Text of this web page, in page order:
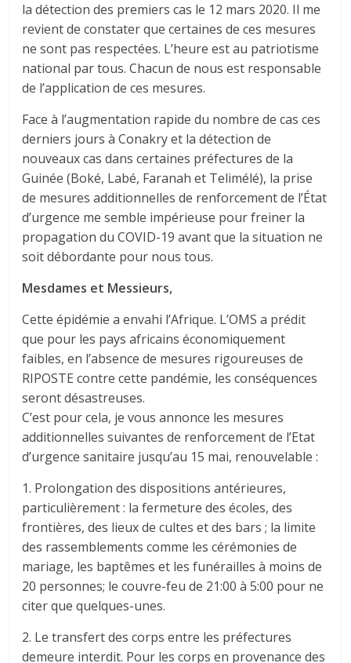
la détection des premiers cas le 12 mars 2020. Il me
revient de constater que certaines de ces mesures
ne sont pas respectées. L’heure est au patriotisme
national par tous. Chacun de nous est responsable
de l’application de ces mesures.
Face à l’augmentation rapide du nombre de cas ces
derniers jours à Conakry et la détection de
nouveaux cas dans certaines préfectures de la
Guinée (Boké, Labé, Faranah et Telimélé), la prise
de mesures additionnelles de renforcement de l’État
d’urgence me semble impérieuse pour freiner la
propagation du COVID-19 avant que la situation ne
soit débordante pour nous tous.
Mesdames et Messieurs,
Cette épidémie a envahi l’Afrique. L’OMS a prédit
que pour les pays africains économiquement
faibles, en l’absence de mesures rigoureuses de
RIPOSTE contre cette pandémie, les conséquences
seront désastreuses.
C’est pour cela, je vous annonce les mesures
additionnelles suivantes de renforcement de l’Etat
d’urgence sanitaire jusqu’au 15 mai, renouvelable :
1. Prolongation des dispositions antérieures,
particulièrement : la fermeture des écoles, des
frontières, des lieux de cultes et des bars ; la limite
des rassemblements comme les cérémonies de
mariage, les baptêmes et les funérailles à moins de
20 personnes; le couvre-feu de 21:00 à 5:00 pour ne
citer que quelques-unes.
2. Le transfert des corps entre les préfectures
demeure interdit. Pour les corps en provenance des